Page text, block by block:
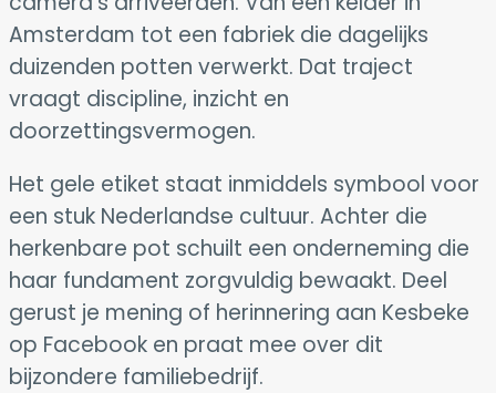
Amsterdam tot een fabriek die dagelijks
duizenden potten verwerkt. Dat traject
vraagt discipline, inzicht en
doorzettingsvermogen.
Het gele etiket staat inmiddels symbool voor
een stuk Nederlandse cultuur. Achter die
herkenbare pot schuilt een onderneming die
haar fundament zorgvuldig bewaakt. Deel
gerust je mening of herinnering aan Kesbeke
op Facebook en praat mee over dit
bijzondere familiebedrijf.